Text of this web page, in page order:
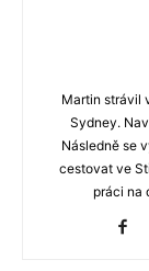
Martin strávil
Sydney.
Následně se
cestovat ve
práci na